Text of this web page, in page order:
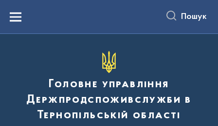
вмістуMenu Пошук
Головне управління
Держпродспоживслужби в
Тернопільській області